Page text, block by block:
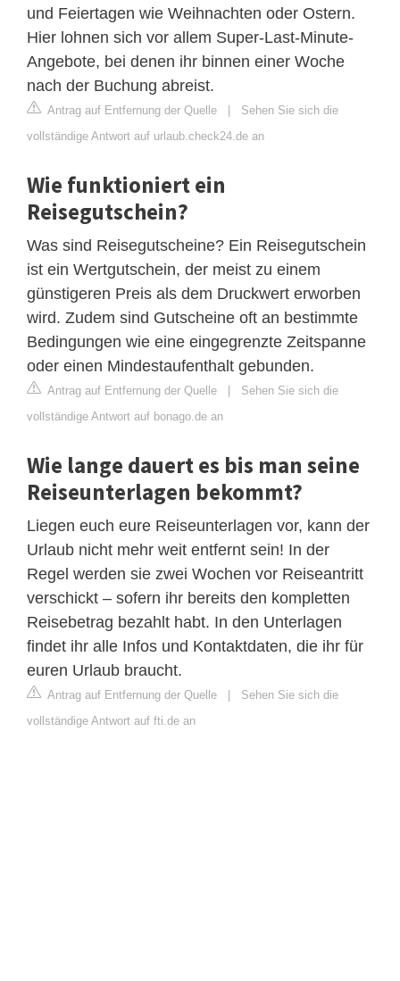
und Feiertagen wie Weihnachten oder Ostern.
Hier lohnen sich vor allem Super-Last-Minute-
Angebote, bei denen ihr binnen einer Woche
nach der Buchung abreist.
Antrag auf Entfernung der Quelle | Sehen Sie sich die
vollständige Antwort auf urlaub.check24.de an
Wie funktioniert ein
Reisegutschein?
Was sind Reisegutscheine? Ein Reisegutschein
ist ein Wertgutschein, der meist zu einem
günstigeren Preis als dem Druckwert erworben
wird. Zudem sind Gutscheine oft an bestimmte
Bedingungen wie eine eingegrenzte Zeitspanne
oder einen Mindestaufenthalt gebunden.
Antrag auf Entfernung der Quelle | Sehen Sie sich die
vollständige Antwort auf bonago.de an
Wie lange dauert es bis man seine
Reiseunterlagen bekommt?
Liegen euch eure Reiseunterlagen vor, kann der
Urlaub nicht mehr weit entfernt sein! In der
Regel werden sie zwei Wochen vor Reiseantritt
verschickt – sofern ihr bereits den kompletten
Reisebetrag bezahlt habt. In den Unterlagen
findet ihr alle Infos und Kontaktdaten, die ihr für
euren Urlaub braucht.
Antrag auf Entfernung der Quelle | Sehen Sie sich die
vollständige Antwort auf fti.de an